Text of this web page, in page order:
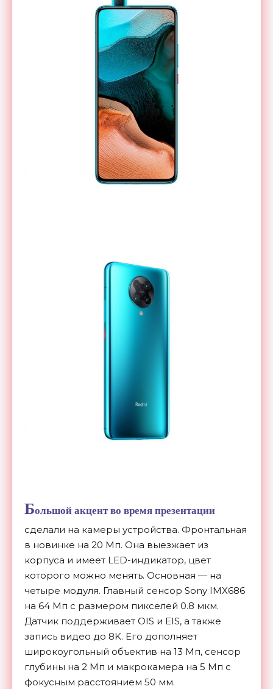
Большой акцент во время презентации
сделали на камеры устройства. Фронтальная
в новинке на 20 Мп. Она выезжает из
корпуса и имеет LED-индикатор, цвет
которого можно менять. Основная — на
четыре модуля. Главный сенсор Sony IMX686
на 64 Мп с размером пикселей 0.8 мкм.
Датчик поддерживает OIS и EIS, а также
запись видео до 8K. Его дополняет
широкоугольный объектив на 13 Мп, сенсор
глубины на 2 Мп и макрокамера на 5 Мп с
фокусным расстоянием 50 мм.